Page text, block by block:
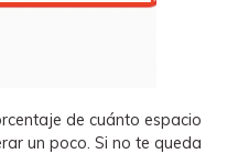
de cuánto espacio
un poco. Si no te queda